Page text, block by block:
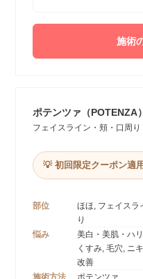
施術
ポテンツァ（POTENZA）
フェイスライン・頬・口周
💡 初回限定クーポン適
部位
ほほ, フェイスラ
り
悩み
美白・美肌・ハ
くすみ, 毛穴, ニ
改善
施術方法
ポテンツァ